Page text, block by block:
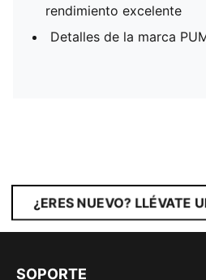
rendimiento excelente
Detalles de la marca
¿ERES NUEVO? LLÉVATE
SOPORTE